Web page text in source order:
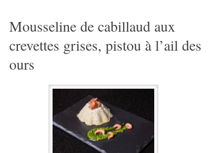
Mousseline de cabillaud aux
crevettes grises, pistou à l’ail des
ours